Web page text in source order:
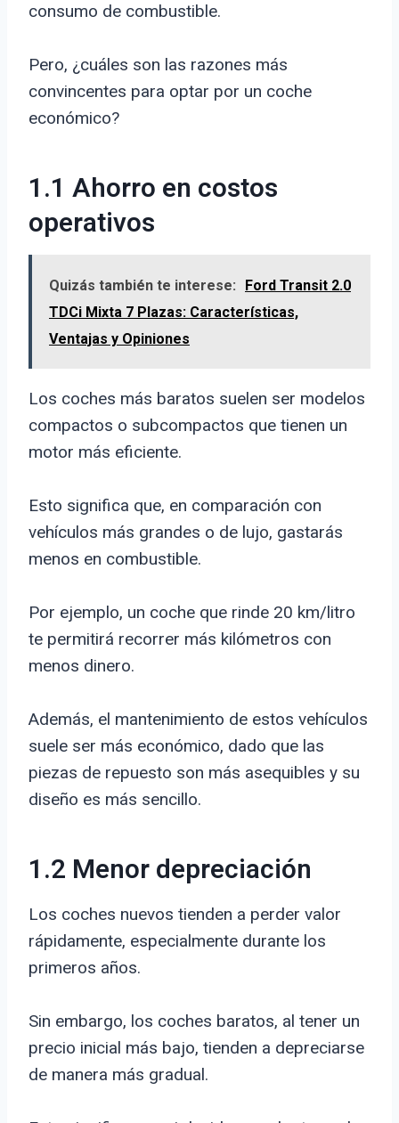
consumo de combustible.
Pero, ¿cuáles son las razones más
convincentes para optar por un coche
económico?
1.1 Ahorro en costos
operativos
Quizás también te interese:
Ford Transit 2.0
TDCi Mixta 7 Plazas: Características,
Ventajas y Opiniones
Los coches más baratos suelen ser modelos
compactos o subcompactos que tienen un
motor más eficiente.
Esto significa que, en comparación con
vehículos más grandes o de lujo, gastarás
menos en combustible.
Por ejemplo, un coche que rinde 20 km/litro
te permitirá recorrer más kilómetros con
menos dinero.
Además, el mantenimiento de estos vehículos
suele ser más económico, dado que las
piezas de repuesto son más asequibles y su
diseño es más sencillo.
1.2 Menor depreciación
Los coches nuevos tienden a perder valor
rápidamente, especialmente durante los
primeros años.
Sin embargo, los coches baratos, al tener un
precio inicial más bajo, tienden a depreciarse
de manera más gradual.